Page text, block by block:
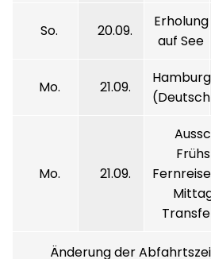
So. 20.09.
Erholung
auf See
Mo. 21.09.
Hamburg
Mo. 21.09.
Änderung der